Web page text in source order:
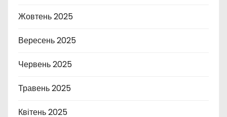
Жовтень 2025
Вересень 2025
Червень 2025
Травень 2025
Квітень 2025